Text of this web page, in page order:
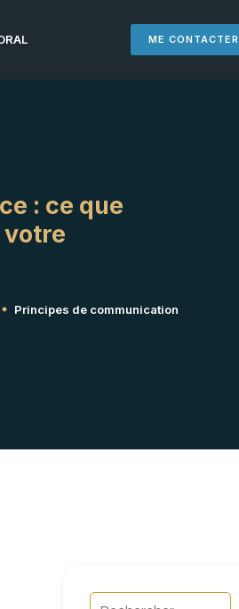
ME CONTACTER
: ce que
Principes de communication